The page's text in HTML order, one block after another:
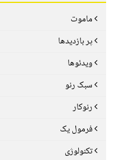
ماموت
پر بازدیدها
ویدئوها
سبک رنو
رنوکار
فرمول یک
تکنولوژی